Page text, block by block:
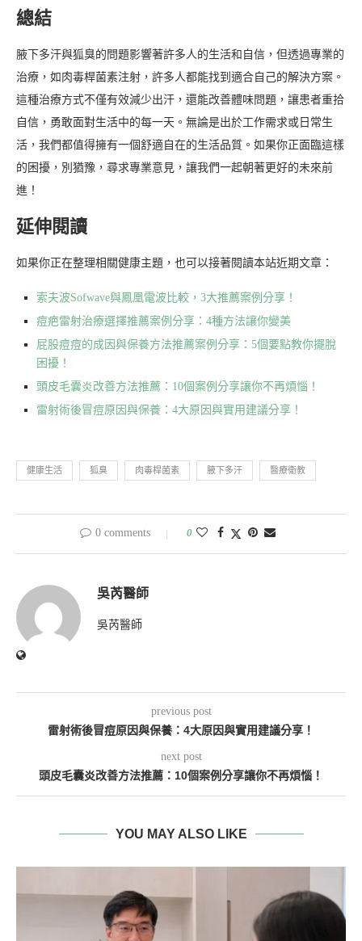
總結
腋下多汗與狐臭的問題影響著許多人的生活和自信，但透過專業的
治療，如肉毒桿菌素注射，許多人都能找到適合自己的解決方案。
這種治療方式不僅有效減少出汗，還能改善體味問題，讓患者重拾
自信，勇敢面對生活中的每一天。無論是出於工作需求或日常生
活，我們都值得擁有一個舒適自在的生活品質。如果你正面臨這樣
的困擾，別猶豫，尋求專業意見，讓我們一起朝著更好的未來前
進！
延伸閱讀
如果你正在整理相關健康主題，也可以接著閱讀本站近期文章：
索夫波Sofwave與鳳凰電波比較，3大推薦案例分享！
痘疤雷射治療選擇推薦案例分享：4種方法讓你變美
屁股痘痘的成因與保養方法推薦案例分享：5個要點教你擺脫
困擾！
頭皮毛囊炎改善方法推薦：10個案例分享讓你不再煩惱！
雷射術後冒痘原因與保養：4大原因與實用建議分享！
健康生活 狐臭 肉毒桿菌素 腋下多汗 醫療衛教
0 comments 0
吳芮醫師
吳芮醫師
previous post
雷射術後冒痘原因與保養：4大原因與實用建議分享！
next post
頭皮毛囊炎改善方法推薦：10個案例分享讓你不再煩惱！
YOU MAY ALSO LIKE